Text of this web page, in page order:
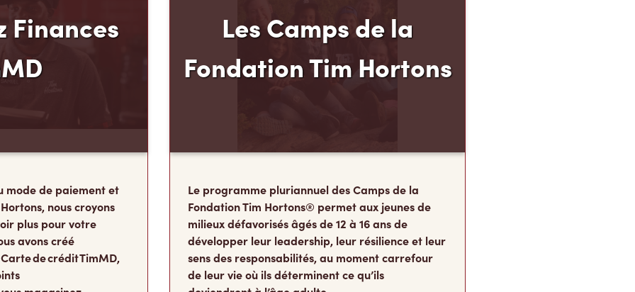
nous croyons
plus pour votre
avons créé
de crédit TimMD,
magasinez.
Fondation Tim Hortons
Fondation Tim Hortons® permet aux jeunes de
milieux défavorisés âgés de 12 à 16 ans de
développer leur leadership, leur résilience et leur
sens des responsabilités, au moment carrefour
de leur vie où ils déterminent ce qu’ils
deviendront à l’âge adulte.